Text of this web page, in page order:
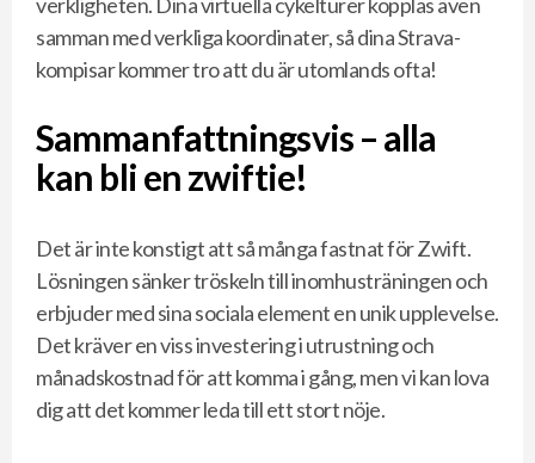
verkligheten. Dina virtuella cykelturer kopplas även
samman med verkliga koordinater, så dina Strava-
kompisar kommer tro att du är utomlands ofta!
Sammanfattningsvis – alla
kan bli en zwiftie!
Det är inte konstigt att så många fastnat för Zwift.
Lösningen sänker tröskeln till inomhusträningen och
erbjuder med sina sociala element en unik upplevelse.
Det kräver en viss investering i utrustning och
månadskostnad för att komma i gång, men vi kan lova
dig att det kommer leda till ett stort nöje.